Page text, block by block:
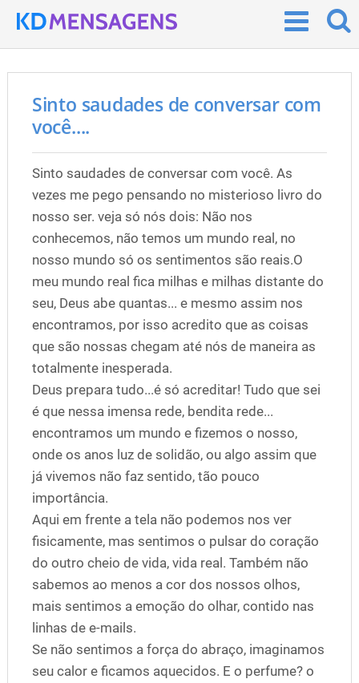
Sinto saudades de conversar com
você....
Sinto saudades de conversar com você. As
vezes me pego pensando no misterioso livro do
nosso ser. veja só nós dois: Não nos
conhecemos, não temos um mundo real, no
nosso mundo só os sentimentos são reais.O
meu mundo real fica milhas e milhas distante do
seu, Deus abe quantas... e mesmo assim nos
encontramos, por isso acredito que as coisas
que são nossas chegam até nós de maneira as
totalmente inesperada.
Deus prepara tudo...é só acreditar! Tudo que sei
é que nessa imensa rede, bendita rede...
encontramos um mundo e fizemos o nosso,
onde os anos luz de solidão, ou algo assim que
já vivemos não faz sentido, tão pouco
importância.
Aqui em frente a tela não podemos nos ver
fisicamente, mas sentimos o pulsar do coração
do outro cheio de vida, vida real. Também não
sabemos ao menos a cor dos nossos olhos,
mais sentimos a emoção do olhar, contido nas
linhas de e-mails.
Se não sentimos a força do abraço, imaginamos
seu calor e ficamos aquecidos. E o perfume? o